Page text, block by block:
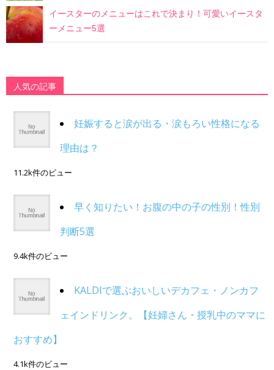
イースターのメニューはこれで決まり！可愛いイースタ
ーメニュー5選
人気の記事
妊娠すると涙が出る・涙もろい性格になる
理由は？
11.2k件のビュー
早く知りたい！お腹の中の子の性別！性別
判断5選
9.4k件のビュー
KALDIで選ぶおいしいデカフェ・ノンカフ
ェインドリンク。【妊婦さん・授乳中のママに
おすすめ】
4.1k件のビュー